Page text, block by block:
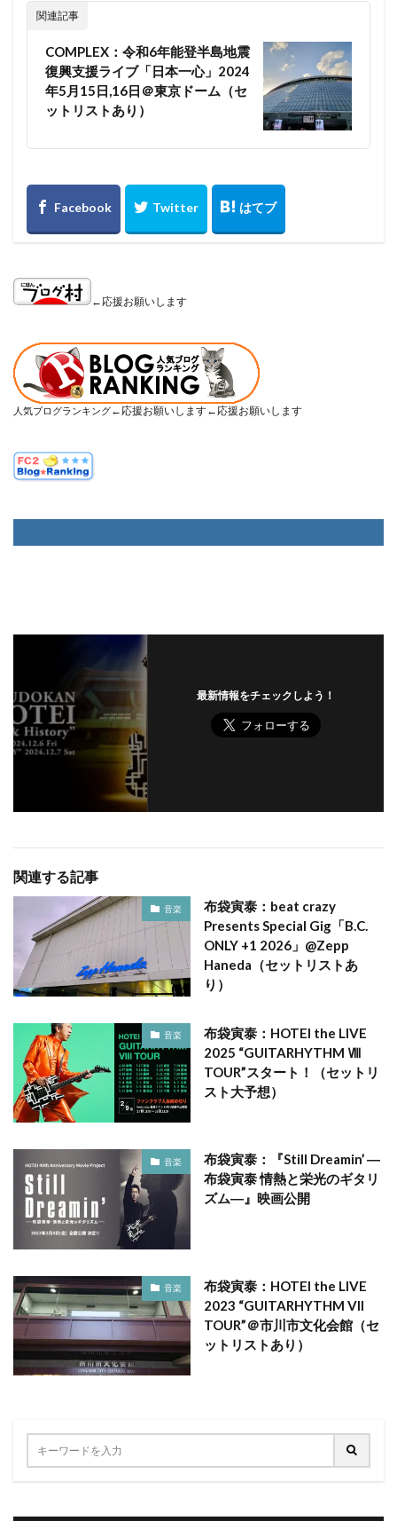
関連記事
COMPLEX：令和6年能登半島地震
復興支援ライブ「日本一心」2024
年5月15日,16日＠東京ドーム（セ
ットリストあり）
←応援お願いします
人気ブログランキング←応援お願いします←応援お願いします
最新情報をチェックしよう！
関連する記事
音楽
布袋寅泰：beat crazy
Presents Special Gig「B.C.
ONLY +1 2026」@Zepp
Haneda（セットリストあ
り）
音楽
布袋寅泰：HOTEI the LIVE
2025 “GUITARHYTHM Ⅷ
TOUR”スタート！（セットリ
スト大予想）
音楽
布袋寅泰：『Still Dreamin’ ―
布袋寅泰 情熱と栄光のギタリ
ズム―』映画公開
音楽
布袋寅泰：HOTEI the LIVE
2023 “GUITARHYTHM VII
TOUR”＠市川市文化会館（セ
ットリストあり）